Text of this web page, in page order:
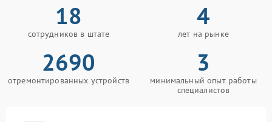
18
сотрудников в штате
4
лет на рынке
2690
отремонтированных устройств
3
минимальный опыт работы
специалистов